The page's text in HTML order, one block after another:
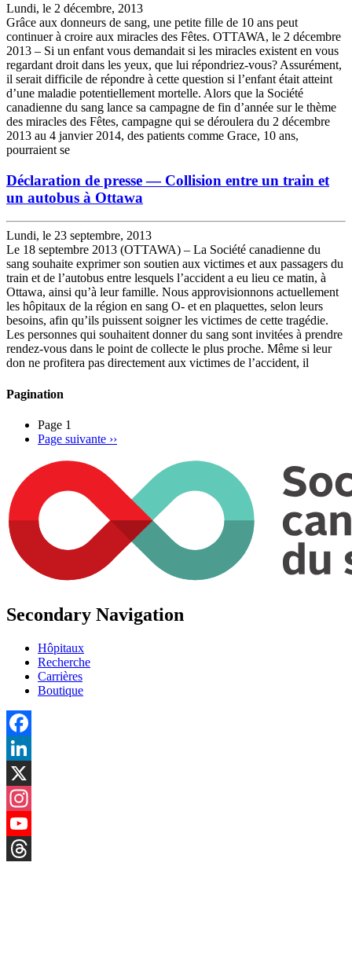
Lundi, le 2 décembre, 2013
Grâce aux donneurs de sang, une petite fille de 10 ans peut
continuer à croire aux miracles des Fêtes. OTTAWA, le 2 décembre
2013 – Si un enfant vous demandait si les miracles existent en vous
regardant droit dans les yeux, que lui répondriez-vous? Assurément,
il serait difficile de répondre à cette question si l’enfant était atteint
d’une maladie potentiellement mortelle. Alors que la Société
canadienne du sang lance sa campagne de fin d’année sur le thème
des miracles des Fêtes, campagne qui se déroulera du 2 décembre
2013 au 4 janvier 2014, des patients comme Grace, 10 ans,
pourraient se
Déclaration de presse — Collision entre un train et
un autobus à Ottawa
Lundi, le 23 septembre, 2013
Le 18 septembre 2013 (OTTAWA) – La Société canadienne du
sang souhaite exprimer son soutien aux victimes et aux passagers du
train et de l’autobus entre lesquels l’accident a eu lieu ce matin, à
Ottawa, ainsi qu’à leur famille. Nous approvisionnons actuellement
les hôpitaux de la région en sang O- et en plaquettes, selon leurs
besoins, afin qu’ils puissent soigner les victimes de cette tragédie.
Les personnes qui souhaitent donner du sang sont invitées à prendre
rendez-vous dans le point de collecte le plus proche. Même si leur
don ne profitera pas directement aux victimes de l’accident, il
Pagination
Page 1
Page suivante ››
Secondary Navigation
Hôpitaux
Recherche
Carrières
Boutique
Facebook
LinkedIn
X
Instagram
YouTube